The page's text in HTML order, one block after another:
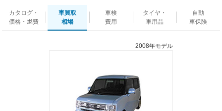
カタログ・
価格・燃費
車買取
相場
車検
費用
タイヤ・
車用品
自動
車保険
2008年モデル